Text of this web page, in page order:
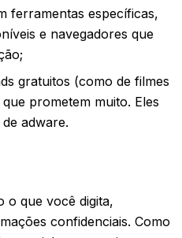
ferramentas específicas,
e navegadores que
gratuitos (como de filmes
prometem muito. Eles
adware.
o que você digita,
confidenciais. Como